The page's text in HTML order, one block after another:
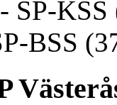
SP-
BSS